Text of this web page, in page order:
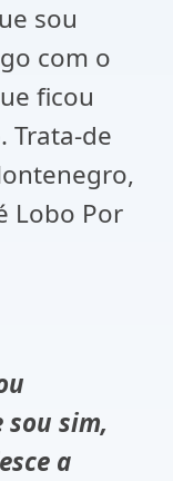
sou
com o
ficou
Trata-de
Lobo Por
sou sim,
a